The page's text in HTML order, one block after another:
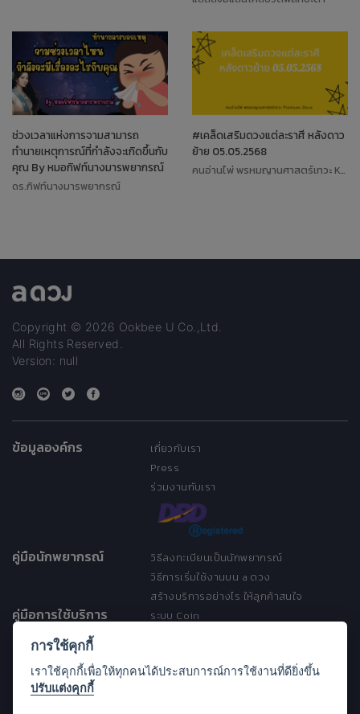
ช่วงเวลาแห่งการจามสามารถ
ทำนายเหตุการณ์ที่กำลังจะเกิดขึ้นกับ
คุณ By หมอกิฟท์นางมารพยากรณ์
ดร.กิฟท์นางมารพยากรณ์
#เคล็ดเสริมดวงแต่ละราศี หลังดาว
ย้าย 05.05.2568
คนอ่านไพ่ พรหมญานศาสตร์เทวะ Koiki
Copyright © 2026 Ookbee U Co.,Ltd.
All Rights Reserved.
Version: null
ข้อมูลองค์กร
เกี่ยวกับเรา
Press
ร่วมงานกับเรา
คู่มือนักพยากรณ์
วิธีลงทะเบียนเป็นนักพยากรณ์
วิธีการเริ่มใช้งานบน a ดวง
สร้างบริการอย่างไร ให้ลูกค้าสนใจ
คู่มือการใช้บริการ
ระบบ Coin
ประกาศการคุ้มครองข้อมูลส่วนบุคคล
การใช้คุกกี้
เราใช้คุกกี้เพื่อให้ทุกคนได้ประสบการณ์การใช้งานที่ดียิ่งขึ้น
ปรับแต่งคุกกี้